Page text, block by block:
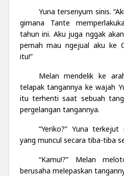
Yuna tersenyum sinis.
gimana Tante
tahun ini. Aku juga nggak
pernah mau ngejual aku ke
itu!”
Melan mendelik ke
telapak tangannya ke wajah
itu terhenti saat sebuah
pergelangan tangannya.
“Yeriko?” Yuna
yang muncul secara tiba-tiba
“Kamu!?” Melan
berusaha melepaskan